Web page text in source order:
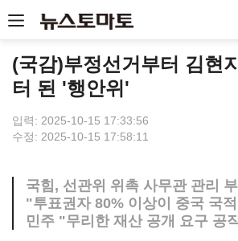
(국감)부정선거부터 김현
터 된 '행안위'
입력: 2025-10-15 17:33:56
수정: 2025-10-15 17:58:11
국힘, 선관위 위촉 사무관 관리
"투표권자 80% 이상이 중국 국
민주 "무리한 재산 공개 요구 공